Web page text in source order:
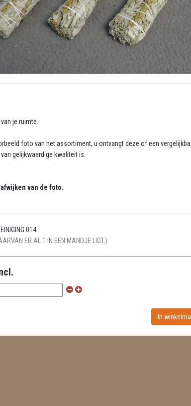
je ruimte.
foto van het assortiment, u ontvangt deze of een
gelijkwaardige kwaliteit is.
van de foto.
014
ER AL 1 IN EEN MANDJE LIGT.)